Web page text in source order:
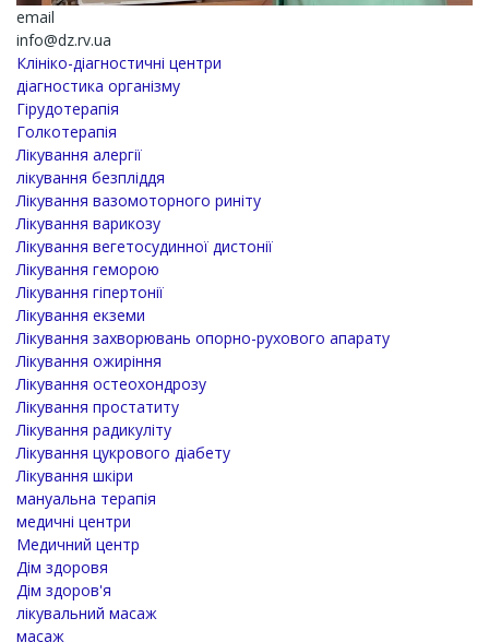
email
info@dz.rv.ua
Клініко-діагностичні центри
діагностика організму
Гірудотерапія
Голкотерапія
Лікування алергії
лікування безпліддя
Лікування вазомоторного риніту
Лікування варикозу
Лікування вегетосудинної дистонії
Лікування геморою
Лікування гіпертонії
Лікування екземи
Лікування захворювань опорно-рухового апарату
Лікування ожиріння
Лікування остеохондрозу
Лікування простатиту
Лікування радикуліту
Лікування цукрового діабету
Лікування шкіри
мануальна терапія
медичні центри
Медичний центр
Дім здоровя
Дім здоров'я
лікувальний масаж
масаж